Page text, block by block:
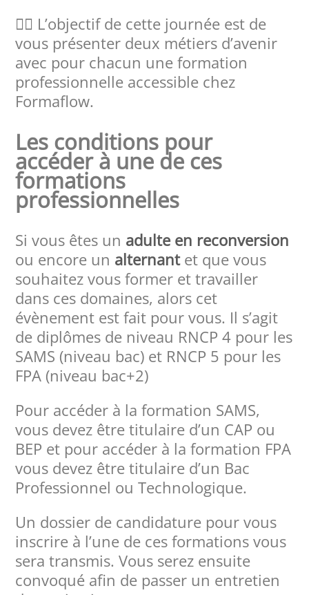
👉🏻 L’objectif de cette journée est de
vous présenter deux métiers d’avenir
avec pour chacun une formation
professionnelle accessible chez
Formaflow.
Les conditions pour
accéder à une de ces
formations
professionnelles
Si vous êtes un adulte en reconversion
ou encore un alternantet que vous
souhaitez vous former et travailler
dans ces domaines, alors cet
évènement est fait pour vous. Il s’agit
de diplômes de niveau RNCP 4 pour les
SAMS (niveau bac) et RNCP 5 pour les
FPA (niveau bac+2)
Pour accéder à la formation SAMS,
vous devez être titulaire d’un CAP ou
BEP et pour accéder à la formation FPA
vous devez être titulaire d’un Bac
Professionnel ou Technologique.
Un dossier de candidature pour vous
inscrire à l’une de ces formations vous
sera transmis. Vous serez ensuite
convoqué afin de passer un entretien